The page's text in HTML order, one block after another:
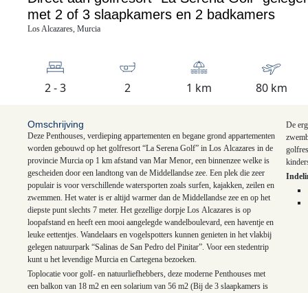
met 2 of 3 slaapkamers en 2 badkamers
Los Alcazares, Murcia
2 - 3 2 1 km 80 km
Omschrijving
Deze Penthouses, verdieping appartementen en begane grond appartementen
worden gebouwd op het golfresort “La Serena Golf” in Los Alcazares in de
provincie Murcia op 1 km afstand van Mar Menor, een binnenzee welke is
gescheiden door een landtong van de Middellandse zee. Een plek die zeer
populair is voor verschillende watersporten zoals surfen, kajakken, zeilen en
zwemmen. Het water is er altijd warmer dan de Middellandse zee en op het
diepste punt slechts 7 meter. Het gezellige dorpje Los Alcazares is op
loopafstand en heeft een mooi aangelegde wandelboulevard, een haventje en
leuke eettentjes. Wandelaars en vogelspotters kunnen genieten in het vlakbij
gelegen natuurpark “Salinas de San Pedro del Pinitar”. Voor een stedentrip
kunt u het levendige Murcia en Cartegena bezoeken.
Toplocatie voor golf- en natuurliefhebbers, deze moderne Penthouses met
een balkon van 18 m2 en een solarium van 56 m2 (Bij de 3 slaapkamers is
De